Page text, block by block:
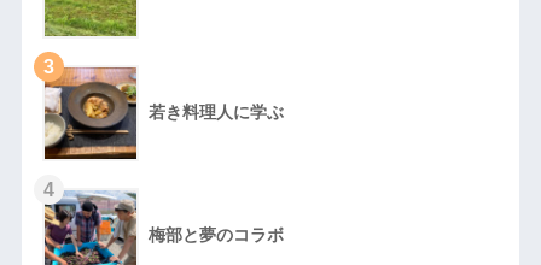
3
若き料理人に学ぶ
4
梅部と夢のコラボ